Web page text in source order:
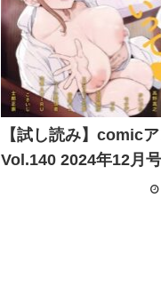
【試し読み】comic
Vol.140 2024年12月号